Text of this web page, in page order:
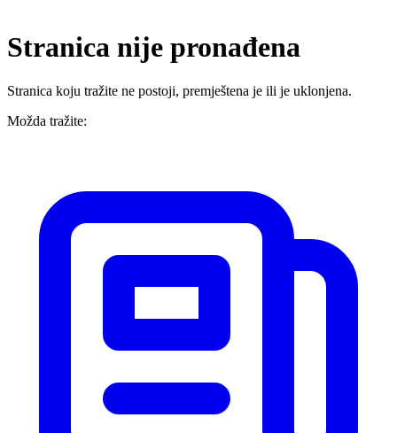
Stranica nije pronađena
Stranica koju tražite ne postoji, premještena je ili je uklonjena.
Možda tražite: